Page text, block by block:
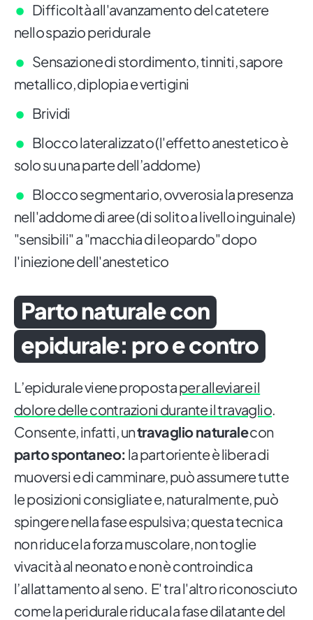
Difficoltà all'avanzamento del catetere
nello spazio peridurale
Sensazione di stordimento, tinniti, sapore
metallico, diplopia e vertigini
Brividi
Blocco lateralizzato (l'effetto anestetico è
solo su una parte dell’addome)
Blocco segmentario, ovverosia la presenza
nell'addome di aree (di solito a livello inguinale)
"sensibili" a "macchia di leopardo" dopo
l'iniezione dell'anestetico
Parto naturale con
epidurale: pro e contro
L’epidurale viene propostaper alleviare il
dolore delle contrazioni durante il travaglio.
Consente, infatti, untravaglio naturalecon
parto spontaneo: la partoriente è libera di
muoversi e di camminare, può assumere tutte
le posizioni consigliate e, naturalmente, può
spingere nella fase espulsiva; questa tecnica
non riduce la forza muscolare, non toglie
vivacità al neonato e non è controindica
l’allattamento al seno. E' tra l'altro riconosciuto
come la peridurale riduca la fase dilatante del